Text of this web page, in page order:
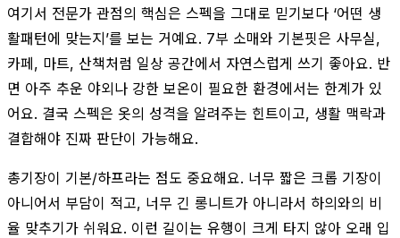
여기서 전문가 관점의 핵심은 스펙을 그대로 믿기보다 ‘어떤 생
활패턴에 맞는지’를 보는 거예요. 7부 소매와 기본핏은 사무실,
카페, 마트, 산책처럼 일상 공간에서 자연스럽게 쓰기 좋아요. 반
면 아주 추운 야외나 강한 보온이 필요한 환경에서는 한계가 있
어요. 결국 스펙은 옷의 성격을 알려주는 힌트이고, 생활 맥락과
결합해야 진짜 판단이 가능해요.
총기장이 기본/하프라는 점도 중요해요. 너무 짧은 크롭 기장이
아니어서 부담이 적고, 너무 긴 롱니트가 아니라서 하의와의 비
율 맞추기가 쉬워요. 이런 길이는 유행이 크게 타지 않아 오래 입